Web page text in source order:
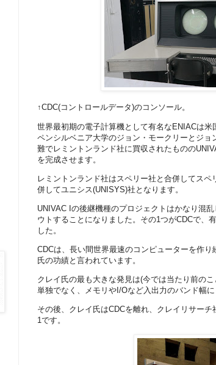
↑CDC(コントロールデータ)のコンソール。
世界最初期の電子計算機として有名なENIACは
ペンシルベニア大学のジョン・モークリーとジ
難でレミントンランド社に買収されたものの
を完成させます。
レミントンランド社はスペリー社と合併してス
併してユニシス(UNISYS)社となります。
UNIVAC Iの後継機種のプロジェクトはかなり混
ウトすることになりました。その1つがCDCで、
した。
CDCは、長い間世界最速のコンピューターを作
氏の功績と言われています。
クレイ氏の最も大きな発見は(今では当たり前の
単独でなく、メモリやI/Oなど入出力のバンド幅
その後、クレイ氏はCDCを離れ、クレイリサー
1です。